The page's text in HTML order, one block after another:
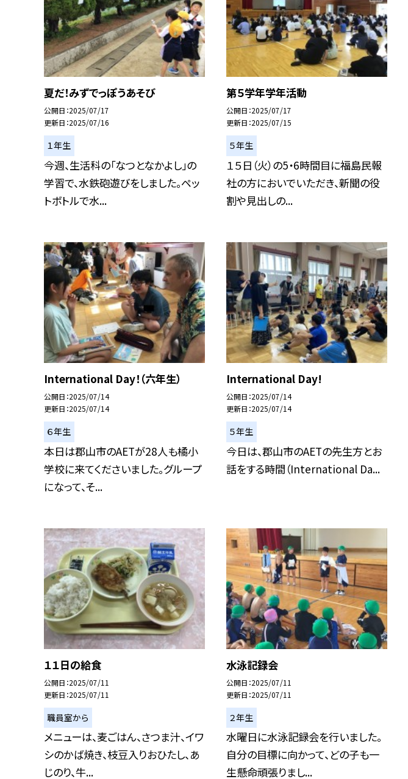
夏だ！みずでっぽうあそび
公開日 2025/07/17
更新日 2025/07/16
１年生
今週、生活科の「なつとなかよし」の
学習で、水鉄砲遊びをしました。ペッ
トボトルで水...
第５学年学年活動
公開日 2025/07/17
更新日 2025/07/15
５年生
１５日（火）の5・6時間目に福島民報
社の方においでいただき、新聞の役
割や見出しの...
International Day！（六年生）
公開日 2025/07/14
更新日 2025/07/14
６年生
本日は郡山市のAETが28人も橘小
学校に来てくださいました。グループ
になって、そ...
International Day!
公開日 2025/07/14
更新日 2025/07/14
５年生
今日は、郡山市のAETの先生方とお
話をする時間（International Da...
１１日の給食
公開日 2025/07/11
更新日 2025/07/11
職員室から
メニューは、麦ごはん、さつま汁、イワ
シのかば焼き、枝豆入りおひたし、あ
じのり、牛...
水泳記録会
公開日 2025/07/11
更新日 2025/07/11
２年生
水曜日に水泳記録会を行いました。
自分の目標に向かって、どの子も一
生懸命頑張りまし...